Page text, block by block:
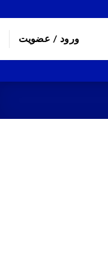
ورود / عضویت